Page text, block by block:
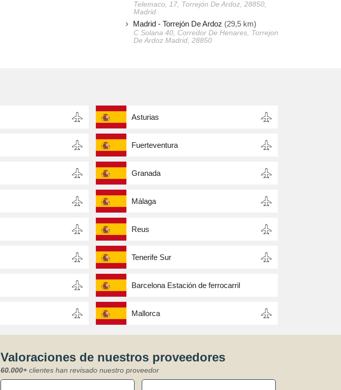
Telemaco, 17, Torrejón De Ardoz, 28850,
Madrid
Madrid - Torrejón De Ardoz (29,5 km)
C Solana 40, Corredor De Henares, Torrejon
De Ardoz Madrid, 28850
Asturias
Fuerteventura
Granada
Málaga
Reus
Tenerife Sur
Barcelona Estación de ferrocarril
Mallorca
Valoraciones de nuestros proveedores
60.000+ clientes han revisado nuestro proveedor